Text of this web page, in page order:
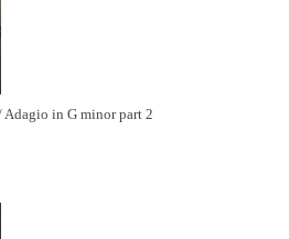
Adagio in G minor part 2